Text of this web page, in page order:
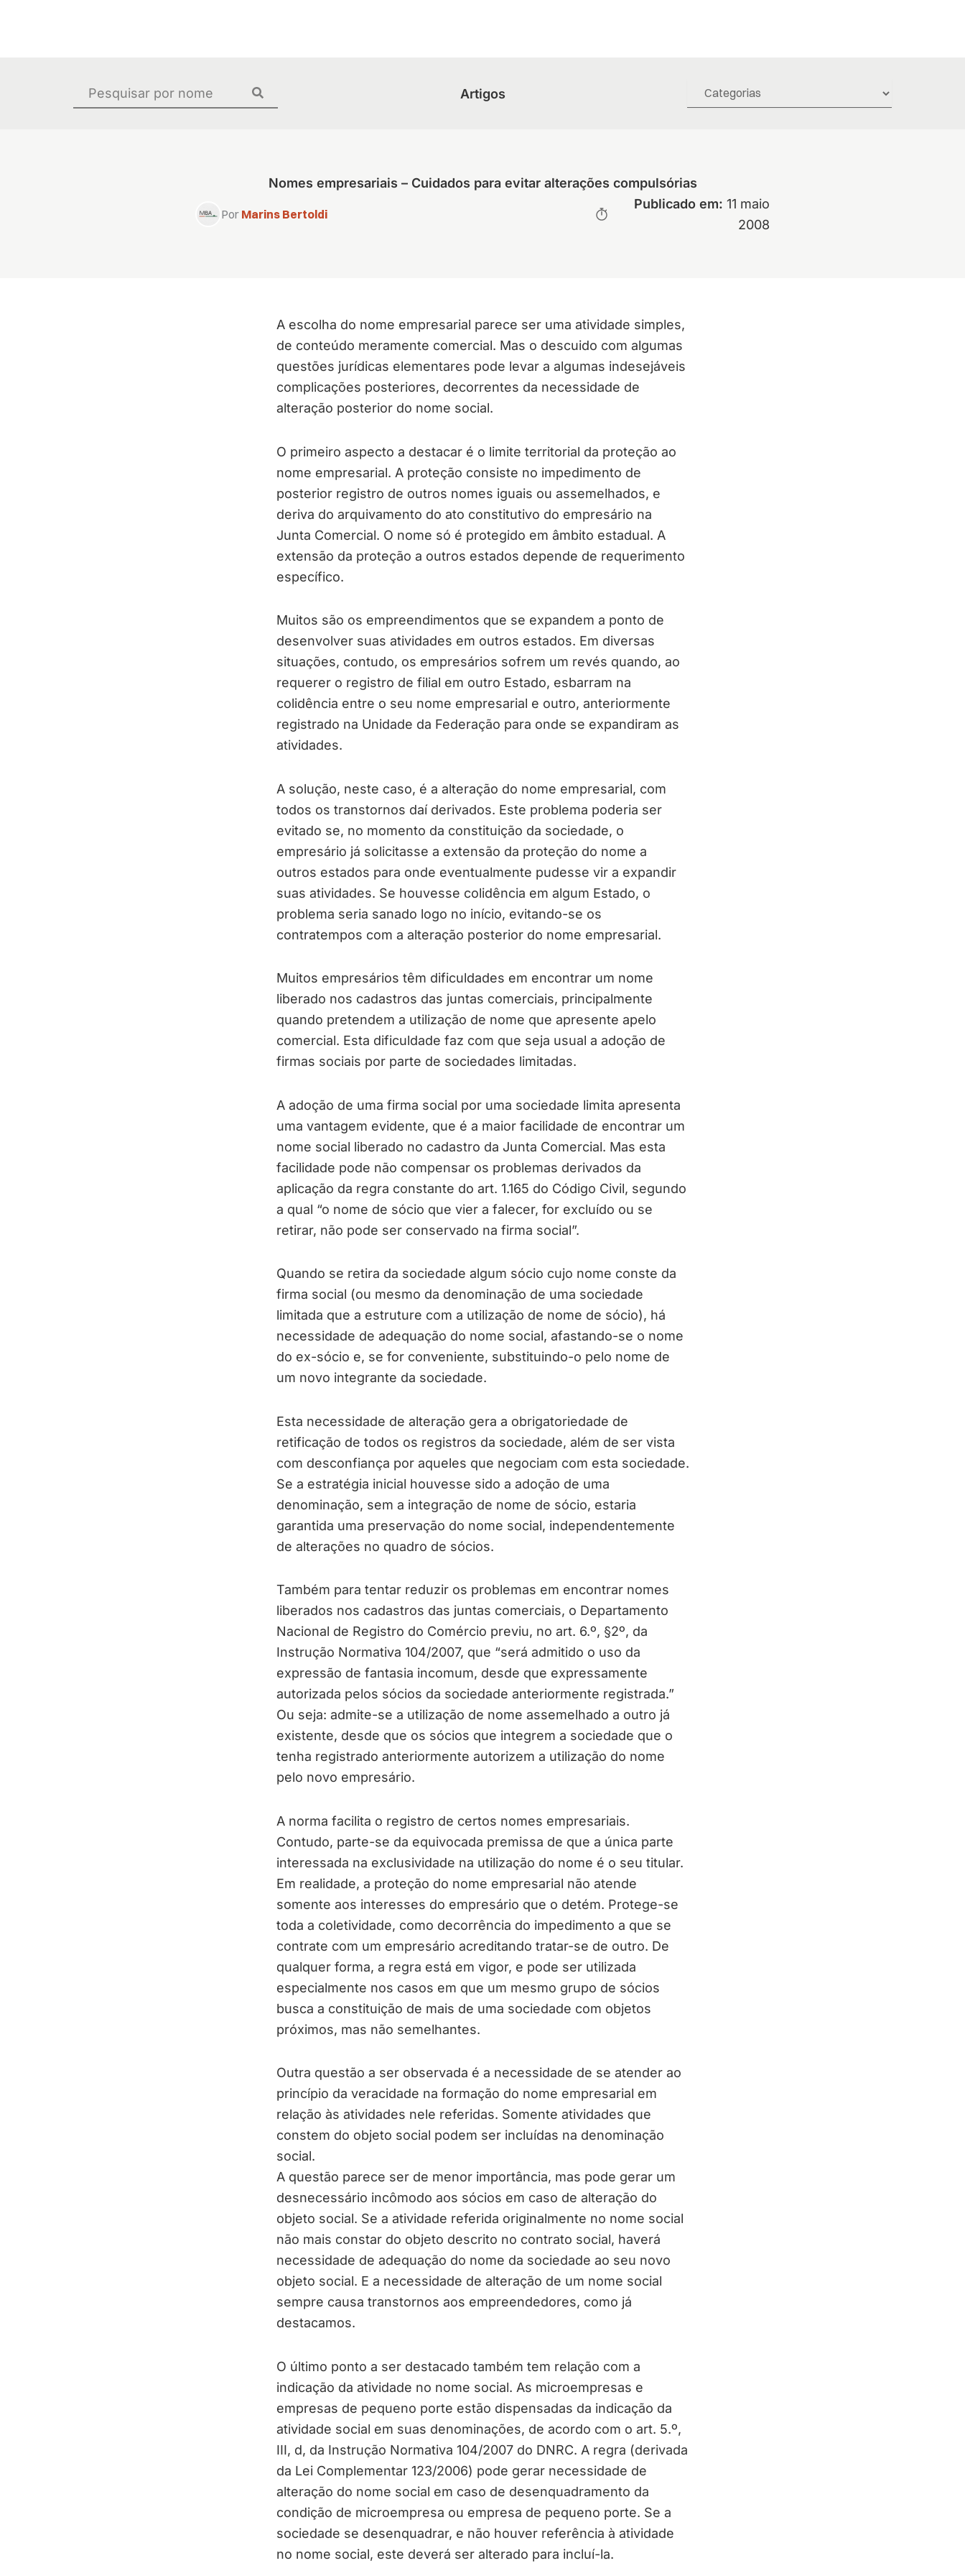
Artigos
Nomes empresariais – Cuidados para evitar alterações compulsórias
Por Marins Bertoldi
Publicado em: 11 maio
2008
A escolha do nome empresarial parece ser uma atividade simples,
de conteúdo meramente comercial. Mas o descuido com algumas
questões jurídicas elementares pode levar a algumas indesejáveis
complicações posteriores, decorrentes da necessidade de
alteração posterior do nome social.
O primeiro aspecto a destacar é o limite territorial da proteção ao
nome empresarial. A proteção consiste no impedimento de
posterior registro de outros nomes iguais ou assemelhados, e
deriva do arquivamento do ato constitutivo do empresário na
Junta Comercial. O nome só é protegido em âmbito estadual. A
extensão da proteção a outros estados depende de requerimento
específico.
Muitos são os empreendimentos que se expandem a ponto de
desenvolver suas atividades em outros estados. Em diversas
situações, contudo, os empresários sofrem um revés quando, ao
requerer o registro de filial em outro Estado, esbarram na
colidência entre o seu nome empresarial e outro, anteriormente
registrado na Unidade da Federação para onde se expandiram as
atividades.
A solução, neste caso, é a alteração do nome empresarial, com
todos os transtornos daí derivados. Este problema poderia ser
evitado se, no momento da constituição da sociedade, o
empresário já solicitasse a extensão da proteção do nome a
outros estados para onde eventualmente pudesse vir a expandir
suas atividades. Se houvesse colidência em algum Estado, o
problema seria sanado logo no início, evitando-se os
contratempos com a alteração posterior do nome empresarial.
Muitos empresários têm dificuldades em encontrar um nome
liberado nos cadastros das juntas comerciais, principalmente
quando pretendem a utilização de nome que apresente apelo
comercial. Esta dificuldade faz com que seja usual a adoção de
firmas sociais por parte de sociedades limitadas.
A adoção de uma firma social por uma sociedade limita apresenta
uma vantagem evidente, que é a maior facilidade de encontrar um
nome social liberado no cadastro da Junta Comercial. Mas esta
facilidade pode não compensar os problemas derivados da
aplicação da regra constante do art. 1.165 do Código Civil, segundo
a qual “o nome de sócio que vier a falecer, for excluído ou se
retirar, não pode ser conservado na firma social”.
Quando se retira da sociedade algum sócio cujo nome conste da
firma social (ou mesmo da denominação de uma sociedade
limitada que a estruture com a utilização de nome de sócio), há
necessidade de adequação do nome social, afastando-se o nome
do ex-sócio e, se for conveniente, substituindo-o pelo nome de
um novo integrante da sociedade.
Esta necessidade de alteração gera a obrigatoriedade de
retificação de todos os registros da sociedade, além de ser vista
com desconfiança por aqueles que negociam com esta sociedade.
Se a estratégia inicial houvesse sido a adoção de uma
denominação, sem a integração de nome de sócio, estaria
garantida uma preservação do nome social, independentemente
de alterações no quadro de sócios.
Também para tentar reduzir os problemas em encontrar nomes
liberados nos cadastros das juntas comerciais, o Departamento
Nacional de Registro do Comércio previu, no art. 6.º, §2º, da
Instrução Normativa 104/2007, que “será admitido o uso da
expressão de fantasia incomum, desde que expressamente
autorizada pelos sócios da sociedade anteriormente registrada.”
Ou seja: admite-se a utilização de nome assemelhado a outro já
existente, desde que os sócios que integrem a sociedade que o
tenha registrado anteriormente autorizem a utilização do nome
pelo novo empresário.
A norma facilita o registro de certos nomes empresariais.
Contudo, parte-se da equivocada premissa de que a única parte
interessada na exclusividade na utilização do nome é o seu titular.
Em realidade, a proteção do nome empresarial não atende
somente aos interesses do empresário que o detém. Protege-se
toda a coletividade, como decorrência do impedimento a que se
contrate com um empresário acreditando tratar-se de outro. De
qualquer forma, a regra está em vigor, e pode ser utilizada
especialmente nos casos em que um mesmo grupo de sócios
busca a constituição de mais de uma sociedade com objetos
próximos, mas não semelhantes.
Outra questão a ser observada é a necessidade de se atender ao
princípio da veracidade na formação do nome empresarial em
relação às atividades nele referidas. Somente atividades que
constem do objeto social podem ser incluídas na denominação
social.
A questão parece ser de menor importância, mas pode gerar um
desnecessário incômodo aos sócios em caso de alteração do
objeto social. Se a atividade referida originalmente no nome social
não mais constar do objeto descrito no contrato social, haverá
necessidade de adequação do nome da sociedade ao seu novo
objeto social. E a necessidade de alteração de um nome social
sempre causa transtornos aos empreendedores, como já
destacamos.
O último ponto a ser destacado também tem relação com a
indicação da atividade no nome social. As microempresas e
empresas de pequeno porte estão dispensadas da indicação da
atividade social em suas denominações, de acordo com o art. 5.º,
III, d, da Instrução Normativa 104/2007 do DNRC. A regra (derivada
da Lei Complementar 123/2006) pode gerar necessidade de
alteração do nome social em caso de desenquadramento da
condição de microempresa ou empresa de pequeno porte. Se a
sociedade se desenquadrar, e não houver referência à atividade
no nome social, este deverá ser alterado para incluí-la.